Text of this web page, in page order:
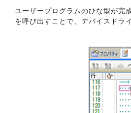
ユーザープログラムのひな型が完
を呼び出すことで、デバイスドラ